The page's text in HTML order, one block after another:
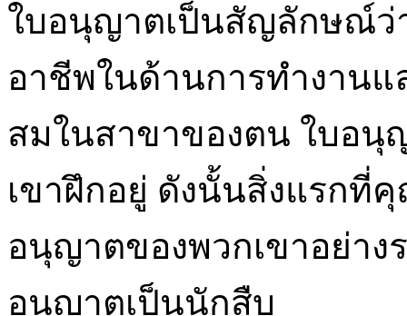
ใบอนุญาตเป็นสัญลักษณ์ว่
อาชีพในด้านการทำงาน
สมในสาขาของตน ใบอนุ
เขาฝึกอยู่ ดังนั้นสิ่งแรกที่
อนุญาตของพวกเขาอย่า
อนุญาตเป็นนักสืบ